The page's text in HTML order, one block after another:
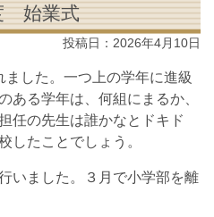
始業式
投稿日： 2026年4月10日
した。一つ上の学年に進級
ある学年は、何組にまるか、
任の先生は誰かなとドキド
したことでしょう。
いました。３月で小学部を離